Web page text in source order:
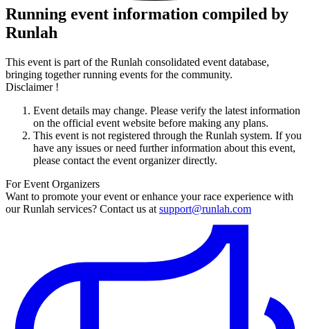
Running event information compiled by
Runlah
This event is part of the Runlah consolidated event database,
bringing together running events for the community.
Disclaimer !
Event details may change. Please verify the latest information
on the official event website before making any plans.
This event is not registered through the Runlah system. If you
have any issues or need further information about this event,
please contact the event organizer directly.
For Event Organizers
Want to promote your event or enhance your race experience with
our Runlah services? Contact us at support@runlah.com